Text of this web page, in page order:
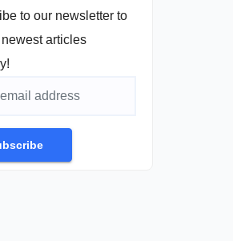
to our newsletter to
articles